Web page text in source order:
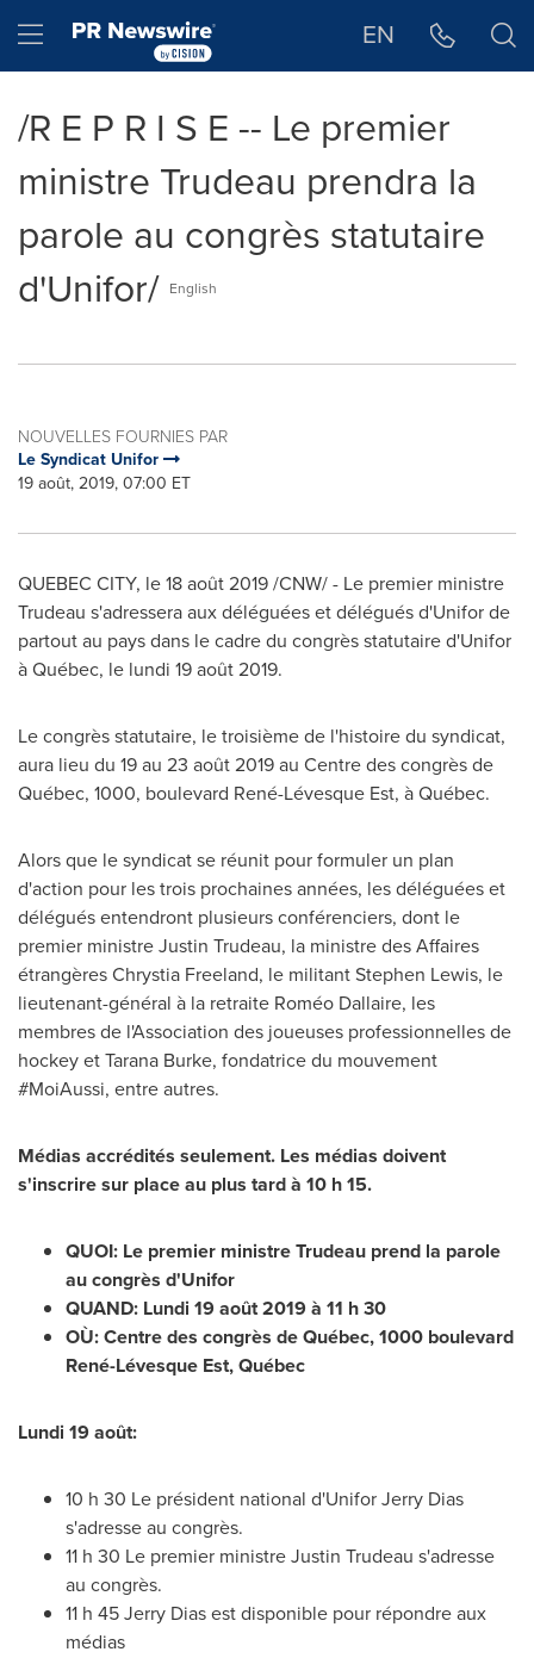
Hamburger menu EN
/R E P R I S E -- Le premier
ministre Trudeau prendra la
parole au congrès statutaire
d'Unifor/ English
NOUVELLES FOURNIES PAR
Le Syndicat Unifor
19 août, 2019, 07:00 ET
QUEBEC CITY, le 18 août 2019 /CNW/ - Le premier ministre
Trudeau s'adressera aux déléguées et délégués d'Unifor de
partout au pays dans le cadre du congrès statutaire d'Unifor
à Québec, le lundi 19 août 2019.
Le congrès statutaire, le troisième de l'histoire du syndicat,
aura lieu du 19 au 23 août 2019 au Centre des congrès de
Québec, 1000, boulevard René-Lévesque Est, à Québec.
Alors que le syndicat se réunit pour formuler un plan
d'action pour les trois prochaines années, les déléguées et
délégués entendront plusieurs conférenciers, dont le
premier ministreJustin Trudeau, la ministre des Affaires
étrangèresChrystia Freeland, le militantStephen Lewis, le
lieutenant-général à la retraite Roméo Dallaire, les
membres de l'Association des joueuses professionnelles de
hockey etTarana Burke, fondatrice du mouvement
#MoiAussi, entre autres.
Médias accrédités seulement. Les médias doivent
s'inscrire sur place au plus tard à 10 h 15.
QUOI: Le premier ministre Trudeau prend la parole
au congrès d'Unifor
QUAND: Lundi 19 août 2019 à 11 h 30
OÙ: Centre des congrès deQuébec, 1000 boulevard
René-Lévesque Est, Québec
Lundi 19 août:
10 h 30 Le président national d'Unifor Jerry Dias
s'adresse au congrès.
11 h 30 Le premier ministreJustin Trudeau s'adresse
au congrès.
11 h 45 Jerry Dias est disponible pour répondre aux
médias